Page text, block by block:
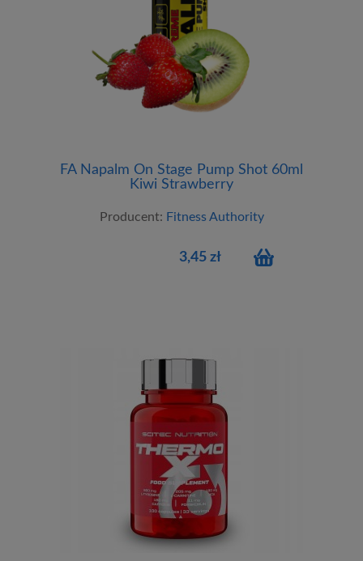
FA Napalm On Stage Pump Shot 60ml
Kiwi Strawberry
Producent: Fitness Authority
3,45 zł